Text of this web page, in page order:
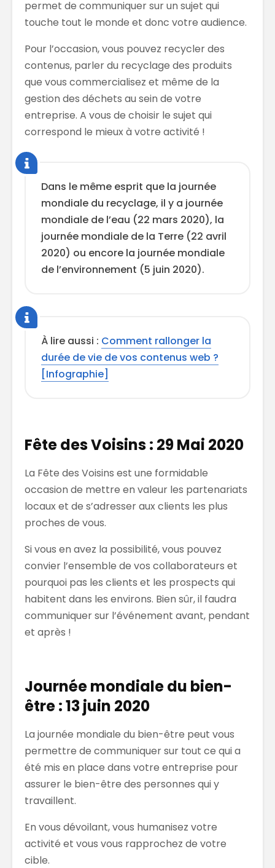
permet de communiquer sur un sujet qui
touche tout le monde et donc votre audience.
Pour l’occasion, vous pouvez recycler des
contenus, parler du recyclage des produits
que vous commercialisez et même de la
gestion des déchets au sein de votre
entreprise. A vous de choisir le sujet qui
correspond le mieux à votre activité !
Dans le même esprit que la journée
mondiale du recyclage, il y a journée
mondiale de l’eau (22 mars 2020), la
journée mondiale de la Terre (22 avril
2020) ou encore la journée mondiale
de l’environnement (5 juin 2020).
À lire aussi : Comment rallonger la
durée de vie de vos contenus web ?
[Infographie]
Fête des Voisins : 29 Mai 2020
La Fête des Voisins est une formidable
occasion de mettre en valeur les partenariats
locaux et de s’adresser aux clients les plus
proches de vous.
Si vous en avez la possibilité, vous pouvez
convier l’ensemble de vos collaborateurs et
pourquoi pas les clients et les prospects qui
habitent dans les environs. Bien sûr, il faudra
communiquer sur l’événement avant, pendant
et après !
Journée mondiale du bien-
être : 13 juin 2020
La journée mondiale du bien-être peut vous
permettre de communiquer sur tout ce qui a
été mis en place dans votre entreprise pour
assurer le bien-être des personnes qui y
travaillent.
En vous dévoilant, vous humanisez votre
activité et vous vous rapprochez de votre
cible.